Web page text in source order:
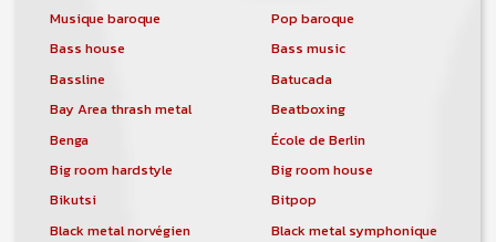
Musique baroque
Pop baroque
Bass house
Bass music
Bassline
Batucada
Bay Area thrash metal
Beatboxing
Benga
École de Berlin
Big room hardstyle
Big room house
Bikutsi
Bitpop
Black metal norvégien
Black metal symphonique